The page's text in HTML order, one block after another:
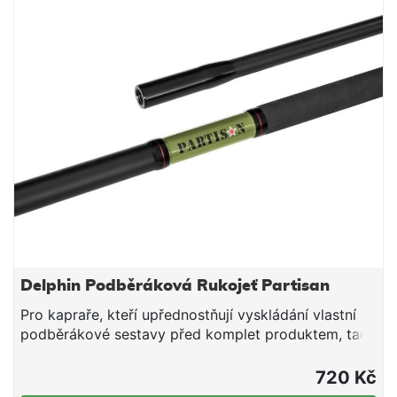
Delphin Podběráková Rukojeť Partisan
Pro kapraře, kteří upřednostňují vyskládání vlastní
podběrákové sestavy před komplet produktem, tady
základní model rukojeti, který však díky svým
vlastnostem bez problémů zvládne i výzvy "těžké"
720 Kč